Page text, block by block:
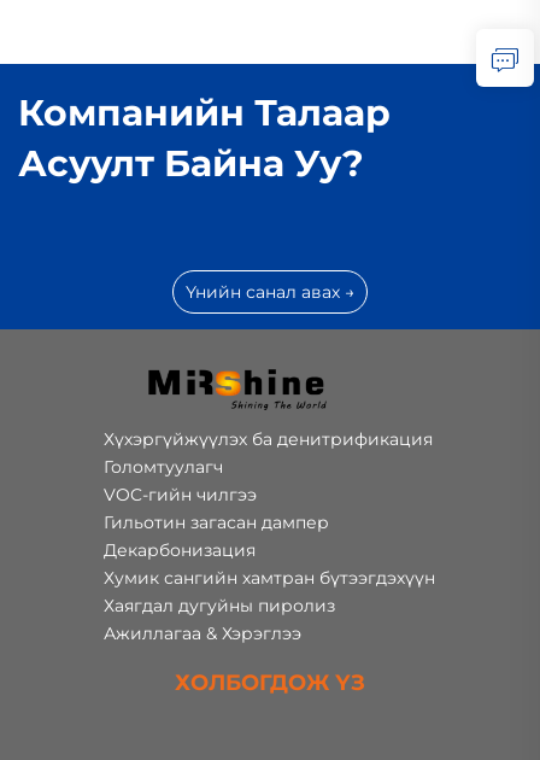
Компанийн Талаар
Асуулт Байна Уу?
Үнийн санал авах →
Хүхэргүйжүүлэх ба денитрификация
Голомтуулагч
VOC-гийн чилгээ
Гильотин загасан дампер
Декарбонизация
Хумик сангийн хамтран бүтээгдэхүүн
Хаягдал дугуйны пиролиз
Ажиллагаа & Хэрэглээ
ХОЛБОГДОЖ ҮЗ